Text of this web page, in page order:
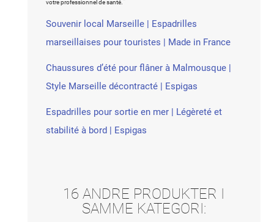
votre professionnel de santé.
Souvenir local Marseille | Espadrilles
marseillaises pour touristes | Made in France
Chaussures d’été pour flâner à Malmousque |
Style Marseille décontracté | Espigas
Espadrilles pour sortie en mer | Légèreté et
stabilité à bord | Espigas
16 ANDRE PRODUKTER I
SAMME KATEGORI: